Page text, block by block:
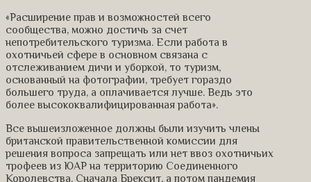
«Расширение прав и возможностей всего
сообщества, можно достичь за счет
непотребительского туризма. Если работа в
охотничьей сфере в основном связана с
отслеживанием дичи и уборкой, то туризм,
основанный на фотографии, требует гораздо
большего труда, а оплачивается лучше. Ведь это
более высококвалифицированная работа».
Все вышеизложенное должны были изучить члены
британской правительственной комиссии для
решения вопроса запрещать или нет ввоз охотничьих
трофеев из ЮАР на территорию Соединенного
Королевства. Сначала Брексит, а потом пандемия